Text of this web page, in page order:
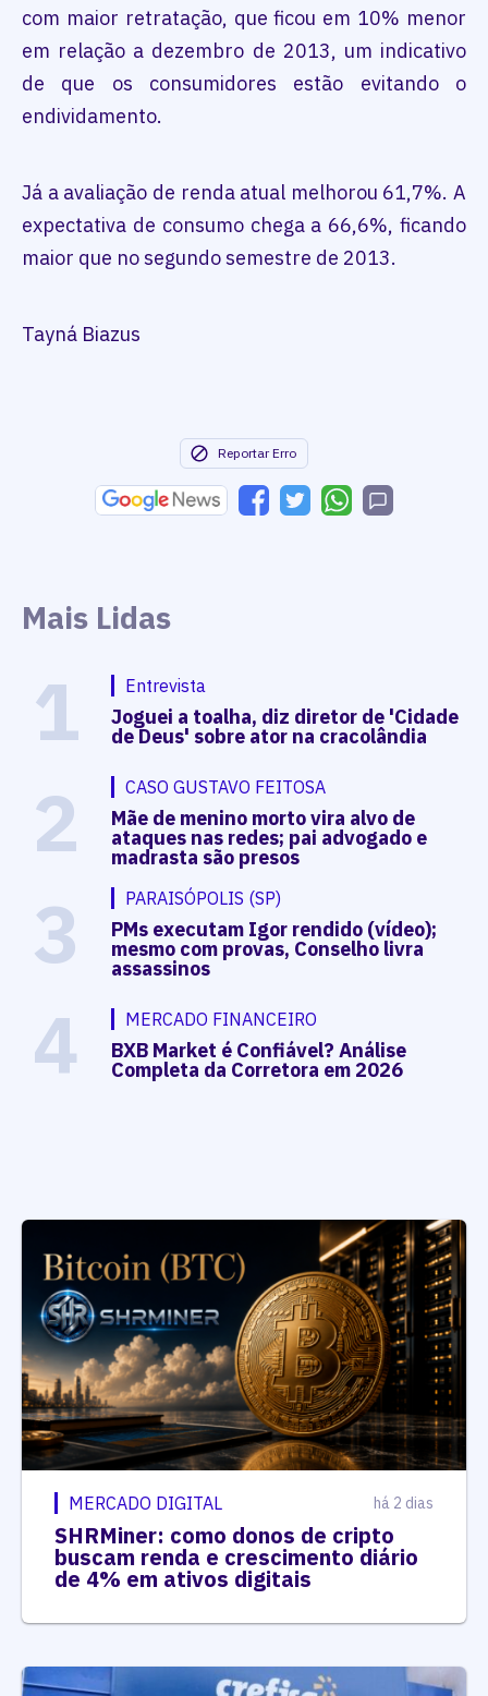
com maior retratação, que ficou em 10% menor
em relação a dezembro de 2013, um indicativo
de que os consumidores estão evitando o
endividamento.
Já a avaliação de renda atual melhorou 61,7%. A
expectativa de consumo chega a 66,6%, ficando
maior que no segundo semestre de 2013.
Tayná Biazus
Reportar Erro
Mais Lidas
1 Entrevista
Joguei a toalha, diz diretor de 'Cidade
de Deus' sobre ator na cracolândia
2 CASO GUSTAVO FEITOSA
Mãe de menino morto vira alvo de
ataques nas redes; pai advogado e
madrasta são presos
3 PARAISÓPOLIS (SP)
PMs executam Igor rendido (vídeo);
mesmo com provas, Conselho livra
assassinos
4 MERCADO FINANCEIRO
BXB Market é Confiável? Análise
Completa da Corretora em 2026
MERCADO DIGITAL há 2 dias
SHRMiner: como donos de cripto
buscam renda e crescimento diário
de 4% em ativos digitais